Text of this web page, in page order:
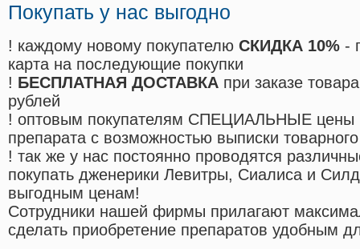
Покупать у нас выгодно
! каждому новому покупателю СКИДКА 10% -
карта на последующие покупки
! БЕСПЛАТНАЯ ДОСТАВКА при заказе
рублей
! оптовым покупателям СПЕЦИАЛЬНЫЕ цены
препарата с возможностью выписки
! так же у нас постоянно проводятся
покупать дженерики Левитры, Сиалиса и
выгодным ценам!
Cотрудники нашей фирмы прилагают
сделать приобретение препаратов удобным